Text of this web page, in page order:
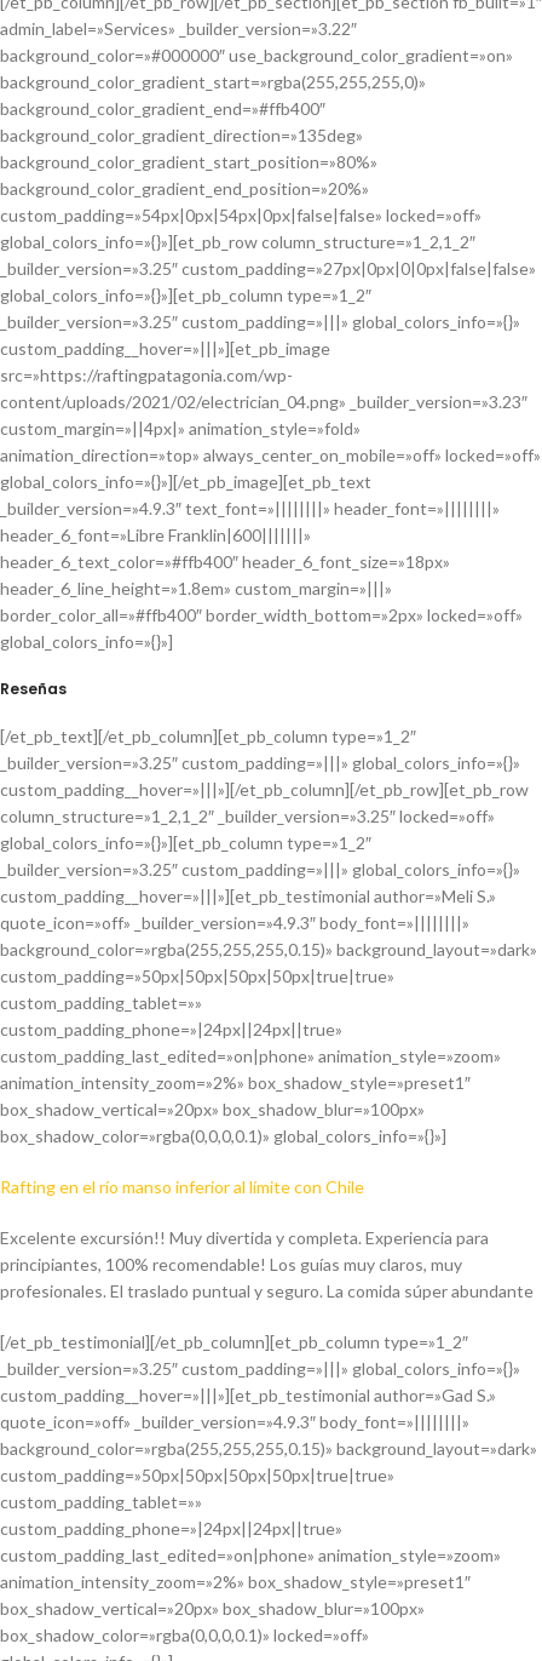
admin_label=»Services» _builder_version=»3.22″
background_color=»#000000″ use_background_color_gradient=»on»
background_color_gradient_start=»rgba(255,255,255,0)»
background_color_gradient_end=»#ffb400″
background_color_gradient_direction=»135deg»
background_color_gradient_start_position=»80%»
background_color_gradient_end_position=»20%»
custom_padding=»54px|0px|54px|0px|false|false» locked=»off»
global_colors_info=»{}»][et_pb_row column_structure=»1_2,1_2″
_builder_version=»3.25″ custom_padding=»27px|0px|0|0px|false|false»
global_colors_info=»{}»][et_pb_column type=»1_2″
_builder_version=»3.25″ custom_padding=»|||» global_colors_info=»{}»
custom_padding__hover=»|||»][et_pb_image
src=»https://raftingpatagonia.com/wp-
content/uploads/2021/02/electrician_04.png» _builder_version=»3.23″
custom_margin=»||4px|» animation_style=»fold»
animation_direction=»top» always_center_on_mobile=»off» locked=»off»
global_colors_info=»{}»][/et_pb_image][et_pb_text
_builder_version=»4.9.3″ text_font=»||||||||» header_font=»||||||||»
header_6_font=»Libre Franklin|600|||||||»
header_6_text_color=»#ffb400″ header_6_font_size=»18px»
header_6_line_height=»1.8em» custom_margin=»|||»
border_color_all=»#ffb400″ border_width_bottom=»2px» locked=»off»
global_colors_info=»{}»]
Reseñas
[/et_pb_text][/et_pb_column][et_pb_column type=»1_2″
_builder_version=»3.25″ custom_padding=»|||» global_colors_info=»{}»
custom_padding__hover=»|||»][/et_pb_column][/et_pb_row][et_pb_row
column_structure=»1_2,1_2″ _builder_version=»3.25″ locked=»off»
global_colors_info=»{}»][et_pb_column type=»1_2″
_builder_version=»3.25″ custom_padding=»|||» global_colors_info=»{}»
custom_padding__hover=»|||»][et_pb_testimonial author=»Meli S.»
quote_icon=»off» _builder_version=»4.9.3″ body_font=»||||||||»
background_color=»rgba(255,255,255,0.15)» background_layout=»dark»
custom_padding=»50px|50px|50px|50px|true|true»
custom_padding_tablet=»»
custom_padding_phone=»|24px||24px||true»
custom_padding_last_edited=»on|phone» animation_style=»zoom»
animation_intensity_zoom=»2%» box_shadow_style=»preset1″
box_shadow_vertical=»20px» box_shadow_blur=»100px»
box_shadow_color=»rgba(0,0,0,0.1)» global_colors_info=»{}»]
Rafting en el río manso inferior al límite con Chile
Excelente excursión!! Muy divertida y completa. Experiencia para
principiantes, 100% recomendable! Los guías muy claros, muy
profesionales. El traslado puntual y seguro. La comida súper abundante
[/et_pb_testimonial][/et_pb_column][et_pb_column type=»1_2″
_builder_version=»3.25″ custom_padding=»|||» global_colors_info=»{}»
custom_padding__hover=»|||»][et_pb_testimonial author=»Gad S.»
quote_icon=»off» _builder_version=»4.9.3″ body_font=»||||||||»
background_color=»rgba(255,255,255,0.15)» background_layout=»dark»
custom_padding=»50px|50px|50px|50px|true|true»
custom_padding_tablet=»»
custom_padding_phone=»|24px||24px||true»
custom_padding_last_edited=»on|phone» animation_style=»zoom»
animation_intensity_zoom=»2%» box_shadow_style=»preset1″
box_shadow_vertical=»20px» box_shadow_blur=»100px»
box_shadow_color=»rgba(0,0,0,0.1)» locked=»off»